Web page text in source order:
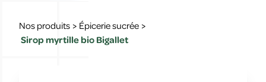
Nos produits > Épicerie sucrée >
Sirop myrtille bio Bigallet